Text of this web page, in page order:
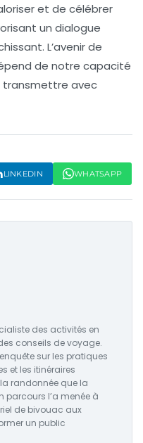
et de célébrer
un dialogue
L’avenir de
de notre capacité
transmettre avec
LINKEDIN WHATSAPP
des activités en
conseils de voyage.
sur les pratiques
et les itinéraires
randonnée que la
parcours l’a menée à
de bivouac aux
un public